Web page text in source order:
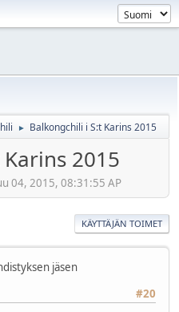
► Balkongchili i S:t Karins 2015
2015
04, 2015, 08:31:55 AP
KÄYTTÄJÄN TOIMET
jäsen
#20